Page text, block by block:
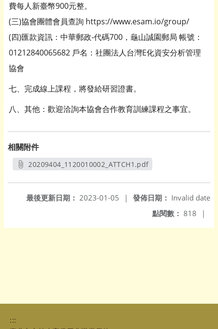
費每人新臺幣900元整。
(三)協會團體會員查詢 https://www.esam.io/group/
(四)匯款資訊：中華郵政-代碼700，龜山誠園郵局 帳號：
01212840065682 戶名：社團法人台灣E化資安分析管理
協會
七、完成線上課程，將發給研習證書。
八、其他：歡迎洽詢本協會合作教育訓練課程之事宜。
相關附件
20209404_1120010002_ATTCH1.pdf
發佈日期： Invalid date
最後更新日期： 2023-01-05
|
點閱數： 818 |
:::